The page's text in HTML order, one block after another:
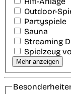
Outdoor-
Partyspiele
Sauna
Streaming
Spielzeug
Mehr anzeigen